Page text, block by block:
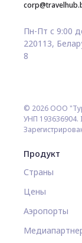
Пн-Пт с 9:00
220113,
8
© 2026 ООО
УНП 193636904.
Продукт
Страны
Цены
Аэропорты